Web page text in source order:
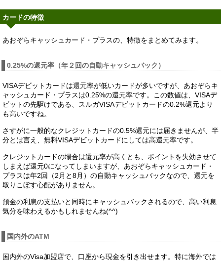
カードの特徴
あおぞらキャッシュカード・プラスの、特徴をまとめてみます。
0.25%の還元率（年２回の自動キャッシュバック）
VISAデビットカードは還元率が低いカードが多いですが、あおぞらキ
ャッシュカード・プラスは0.25%の還元率です。この数値は、VISAデ
ビットの先駆けである、スルガVISAデビットカードの0.2%還元より
も高いですね。
さすがに一般的なクレジットカードの0.5%還元には届きませんが、半
分とは言え、無料VISAデビットカードにしては高還元率です。
クレジットカードの場合は還元率が高くとも、ポイントを失効させて
しまえば還元0になってしまいますが、あおぞらキャッシュカード・
プラスは年2回（2月と8月）の自動キャッシュバックなので、還元を
取りこぼす心配がありません。
預金の利息の支払いと同時にキャッシュバックされるので、高い利息
気分を味わえるかもしれませんね(^^)
国内外のATM
国内外のVisa加盟店で、口座から現金を引き出せます。特に海外では